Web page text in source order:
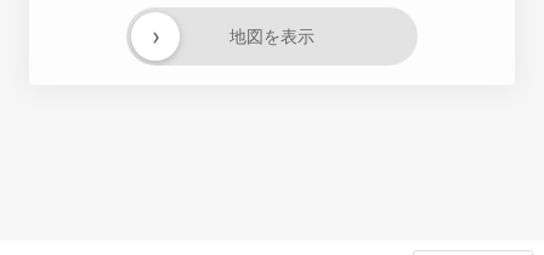
地図を表示
›